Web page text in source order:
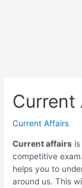
Current
Current Affairs
Current affairs
competitive
helps you to
around us. This